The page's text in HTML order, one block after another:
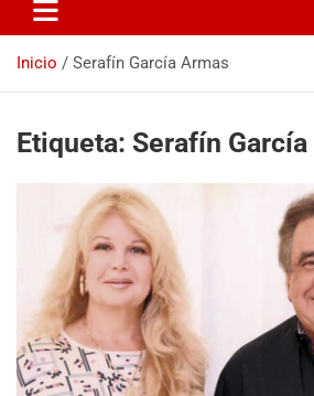
Inicio Serafín García Armas
Etiqueta: Serafín